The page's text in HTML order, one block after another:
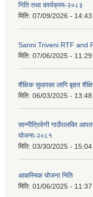
निति तथा कार्यक्रम-२०८३
मिति: 07/09/2026 - 14:43
Sanni Triveni RTF and
मिति: 07/06/2025 - 11:29
शैक्षिक सुधारका लागि बृहत
मिति: 06/03/2025 - 13:48
सान्नीत्रिवेणी गाउँपालकिा
योजना-२०८१
मिति: 03/30/2025 - 15:04
आकस्मिक योजना निति
मिति: 01/06/2025 - 11:37